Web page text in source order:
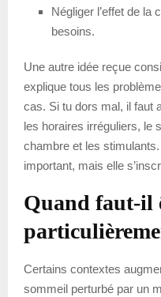
Négliger l’effet de la
besoins.
Une autre idée reçue
explique tous les
cas. Si tu dors mal, il faut
les horaires irréguliers, le
chambre et les
important, mais elle
Quand faut-il
Certains contextes
sommeil perturbé par un